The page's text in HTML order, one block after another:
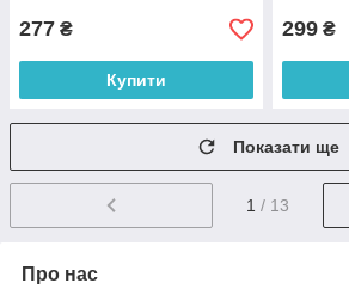
277 ₴
Купити
299 ₴
Показати ще
1 / 13
Про нас